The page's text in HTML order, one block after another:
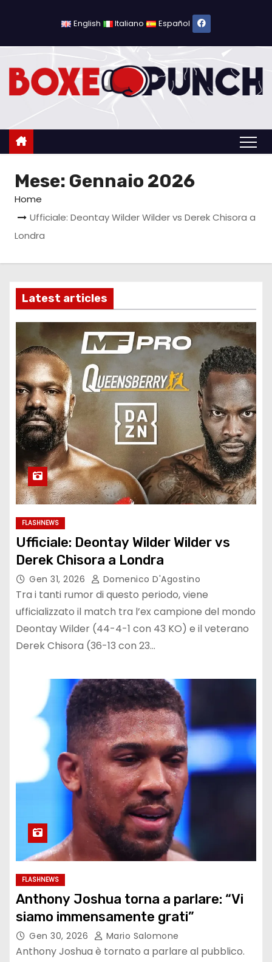
c
o
English Italiano Español
Mese: Gennaio 2026
Home
Ufficiale: Deontay Wilder Wilder vs Derek Chisora a
Londra
Latest articles
FLASHNEWS
Ufficiale: Deontay Wilder Wilder vs
Derek Chisora a Londra
Gen 31, 2026 Domenico D'Agostino
Tra i tanti rumor di questo periodo, viene
ufficializzato il match tra l’ex campione del mondo
Deontay Wilder (44-4-1 con 43 KO) e il veterano
Derek Chisora (36-13 con 23…
FLASHNEWS
Anthony Joshua torna a parlare: “Vi
siamo immensamente grati”
Gen 30, 2026 Mario Salomone
Anthony Joshua è tornato a parlare al pubblico.